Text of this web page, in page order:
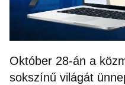
Október 28-án a
sokszínű világát